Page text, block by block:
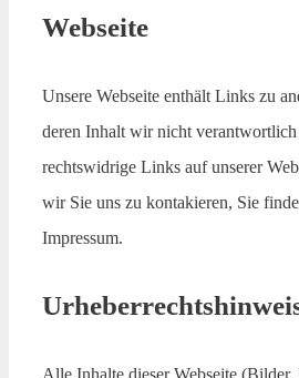
Webseite
Unsere Webseite enthält Links zu
deren Inhalt wir nicht
rechtswidrige Links auf unserer
wir Sie uns zu kontakieren, Sie
Impressum.